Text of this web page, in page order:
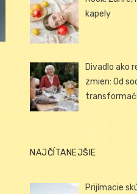
kapely
Divadlo ako
zmien: Od
NAJČÍTANEJŠIE
Prijímacie